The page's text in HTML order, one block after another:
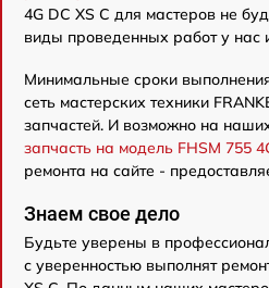
4G DC XS C для мастеров не
виды проведенных работ у нас
Минимальные сроки
сеть мастерских техники
запчастей. И возможно на
запчасть на модель FHSM 755
ремонта на сайте -
Знаем свое дело
Будьте уверены в
с уверенностью выполнят